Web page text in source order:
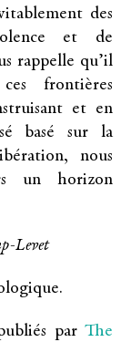
des
et de
rappelle qu’il
frontières
et en
basé sur la
nous
un horizon
Levet
par The